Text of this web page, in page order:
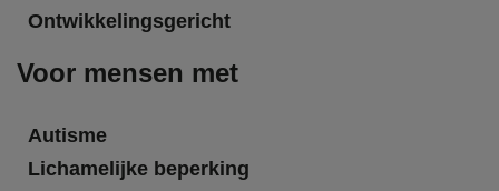
Ontwikkelingsgericht
Voor mensen met
Autisme
Lichamelijke beperking